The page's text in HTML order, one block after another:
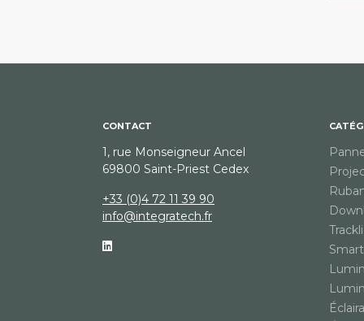
CONTACT
1, rue Monseigneur Ancel
69800 Saint-Priest Cedex
+33 (0)4 72 11 39 90
info@integratech.fr